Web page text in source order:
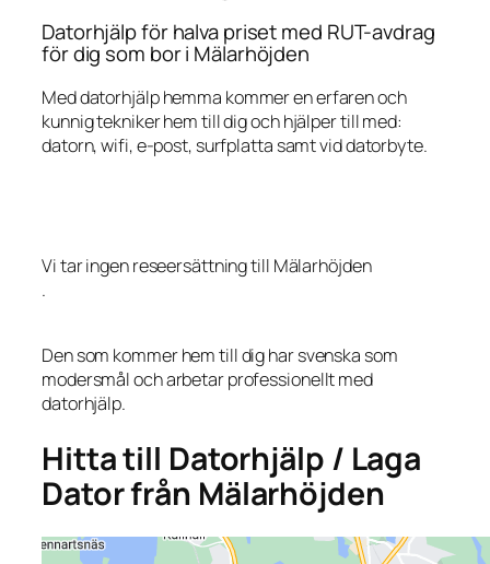
Datorhjälp för halva priset med RUT-avdrag
för dig som bor i Mälarhöjden
Med datorhjälp hemma kommer en erfaren och
kunnig tekniker hem till dig och hjälper till med:
datorn, wifi, e-post, surfplatta samt vid datorbyte.
Vi tar ingen reseersättning till Mälarhöjden
.
Den som kommer hem till dig har svenska som
modersmål och arbetar professionellt med
datorhjälp.
Hitta till Datorhjälp / Laga
Dator från Mälarhöjden